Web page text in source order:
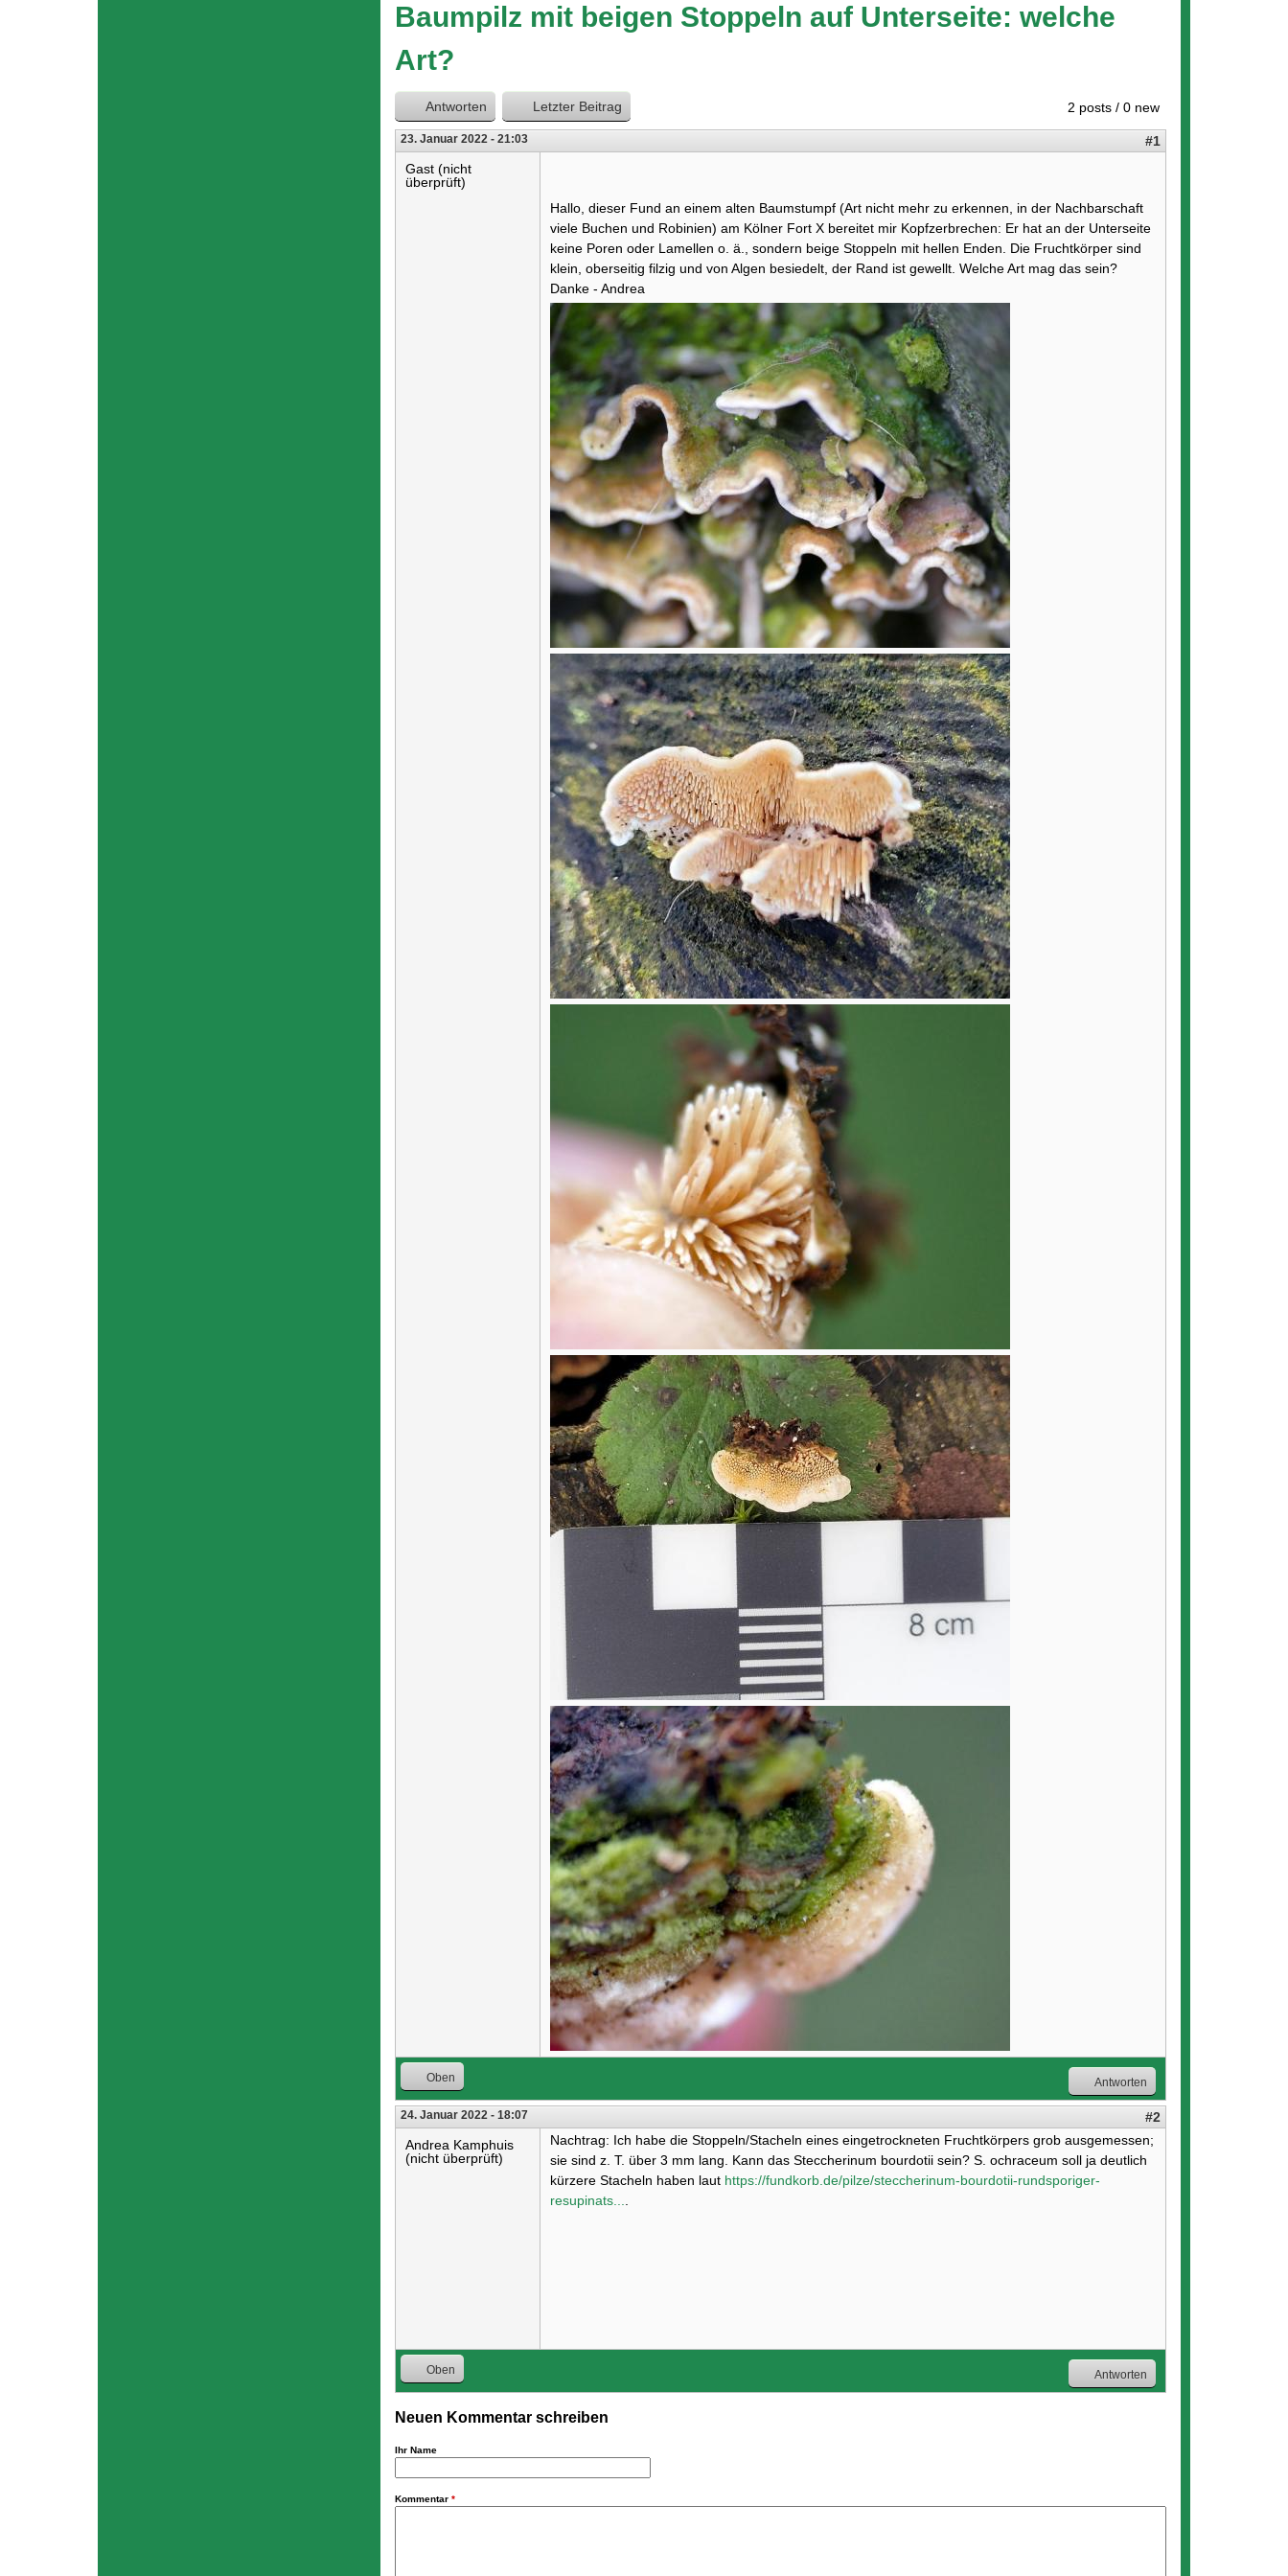
Baumpilz mit beigen Stoppeln auf Unterseite: welche
Art?
2 posts / 0 new
Antworten Letzter Beitrag
23. Januar 2022 - 21:03
#1
Gast (nicht
überprüft)
Hallo, dieser Fund an einem alten Baumstumpf (Art nicht mehr zu erkennen, in der Nachbarschaft
viele Buchen und Robinien) am Kölner Fort X bereitet mir Kopfzerbrechen: Er hat an der Unterseite
keine Poren oder Lamellen o. ä., sondern beige Stoppeln mit hellen Enden. Die Fruchtkörper sind
klein, oberseitig filzig und von Algen besiedelt, der Rand ist gewellt. Welche Art mag das sein?
Danke - Andrea
Oben Antworten
24. Januar 2022 - 18:07
#2
Andrea Kamphuis
(nicht überprüft)
Nachtrag: Ich habe die Stoppeln/Stacheln eines eingetrockneten Fruchtkörpers grob ausgemessen;
sie sind z. T. über 3 mm lang. Kann das Steccherinum bourdotii sein? S. ochraceum soll ja deutlich
kürzere Stacheln haben laut https://fundkorb.de/pilze/steccherinum-bourdotii-rundsporiger-
resupinats....
Oben Antworten
Neuen Kommentar schreiben
Ihr Name
Kommentar *